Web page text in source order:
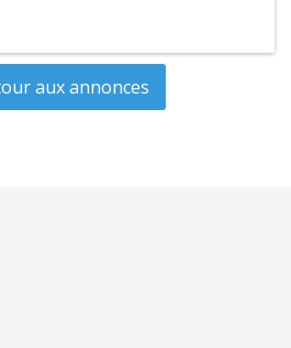
aux annonces